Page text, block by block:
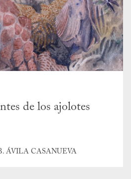
de los ajolotes
ÁVILA CASANUEVA